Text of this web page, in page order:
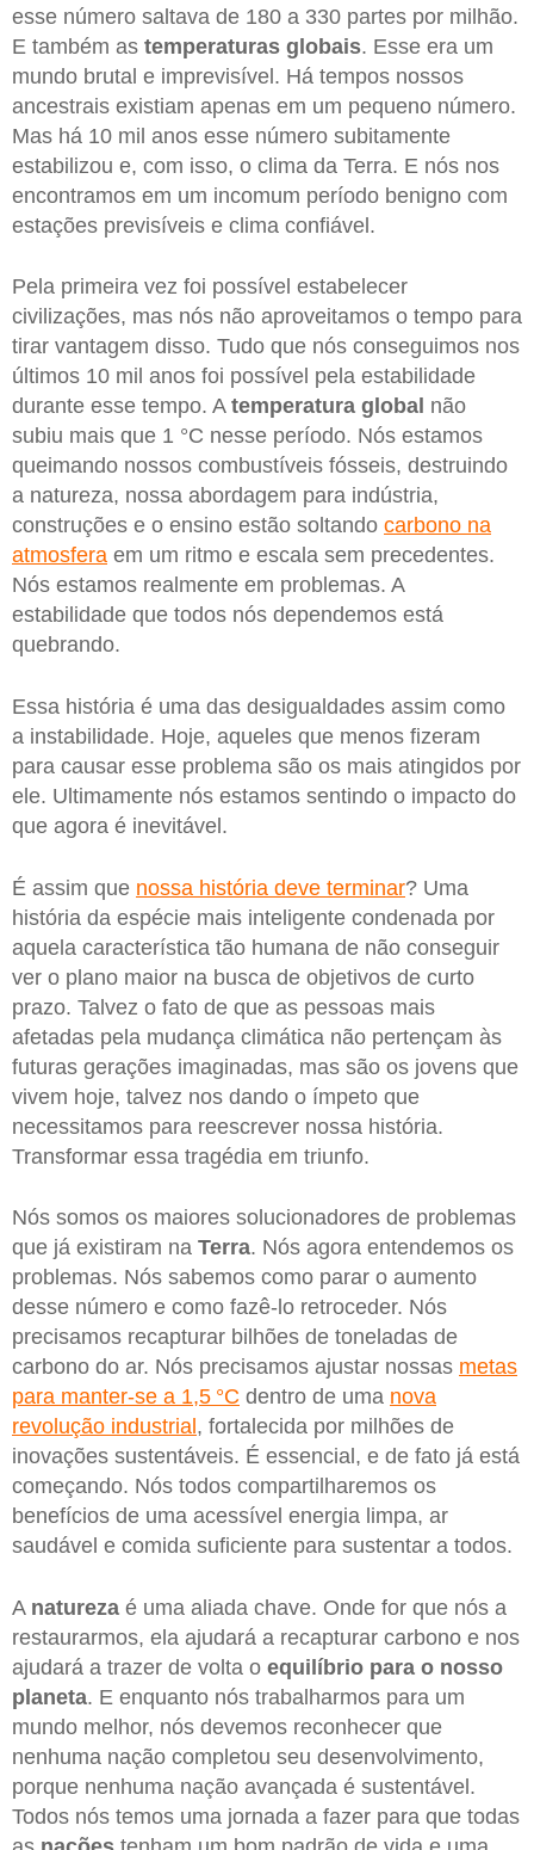
esse número saltava de 180 a 330 partes por milhão.
E também as temperaturas globais. Esse era um
mundo brutal e imprevisível. Há tempos nossos
ancestrais existiam apenas em um pequeno número.
Mas há 10 mil anos esse número subitamente
estabilizou e, com isso, o clima da Terra. E nós nos
encontramos em um incomum período benigno com
estações previsíveis e clima confiável.
Pela primeira vez foi possível estabelecer
civilizações, mas nós não aproveitamos o tempo para
tirar vantagem disso. Tudo que nós conseguimos nos
últimos 10 mil anos foi possível pela estabilidade
durante esse tempo. A temperatura global não
subiu mais que 1 °C nesse período. Nós estamos
queimando nossos combustíveis fósseis, destruindo
a natureza, nossa abordagem para indústria,
construções e o ensino estão soltando carbono na
atmosfera em um ritmo e escala sem precedentes.
Nós estamos realmente em problemas. A
estabilidade que todos nós dependemos está
quebrando.
Essa história é uma das desigualdades assim como
a instabilidade. Hoje, aqueles que menos fizeram
para causar esse problema são os mais atingidos por
ele. Ultimamente nós estamos sentindo o impacto do
que agora é inevitável.
É assim que nossa história deve terminar? Uma
história da espécie mais inteligente condenada por
aquela característica tão humana de não conseguir
ver o plano maior na busca de objetivos de curto
prazo. Talvez o fato de que as pessoas mais
afetadas pela mudança climática não pertençam às
futuras gerações imaginadas, mas são os jovens que
vivem hoje, talvez nos dando o ímpeto que
necessitamos para reescrever nossa história.
Transformar essa tragédia em triunfo.
Nós somos os maiores solucionadores de problemas
que já existiram na Terra. Nós agora entendemos os
problemas. Nós sabemos como parar o aumento
desse número e como fazê-lo retroceder. Nós
precisamos recapturar bilhões de toneladas de
carbono do ar. Nós precisamos ajustar nossas metas
para manter-se a 1,5 °C dentro de uma nova
revolução industrial , fortalecida por milhões de
inovações sustentáveis. É essencial, e de fato já está
começando. Nós todos compartilharemos os
benefícios de uma acessível energia limpa, ar
saudável e comida suficiente para sustentar a todos.
A natureza é uma aliada chave. Onde for que nós a
restaurarmos, ela ajudará a recapturar carbono e nos
ajudará a trazer de volta o equilíbrio para o nosso
planeta. E enquanto nós trabalharmos para um
mundo melhor, nós devemos reconhecer que
nenhuma nação completou seu desenvolvimento,
porque nenhuma nação avançada é sustentável.
Todos nós temos uma jornada a fazer para que todas